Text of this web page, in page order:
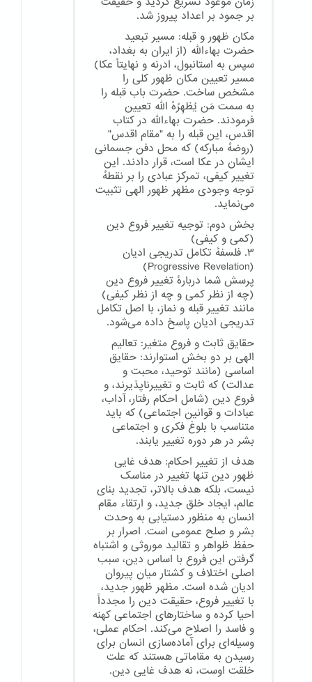
بر جمود بر اعداد پیروز شد.
مکان ظهور و قبله: مسیر تبعید
حضرت بهاءالله (از ایران به بغداد،
سپس به استانبول، ادرنه و نهایتاً عکا)
مسیر تعیین مکان ظهور کلی را
مشخص ساخت. حضرت باب قبله را
به سمت مَن یُظهِرُهُ الله تعیین
فرمودند. حضرت بهاءالله در کتاب
اقدس، این قبله را به "مقام اقدس"
(روضهٔ مبارکه) که محل دفن جسمانی
ایشان در عکا است، قرار دادند. این
تغییر کیفی، تمرکز عبادی را بر نقطهٔ
توجه وجودی مظهر ظهور الهی تثبیت
می‌نماید.
بخش دوم: توجیه تغییر فروع دین
(کمی و کیفی)
۳. فلسفهٔ تکامل تدریجی ادیان
(Progressive Revelation)
پرسش شما دربارهٔ تغییر فروع دین
(چه از نظر کمی و چه از نظر کیفی)
مانند تغییر قبله و نماز، با اصل تکامل
تدریجی ادیان پاسخ داده می‌شود.
حقایق ثابت و فروع متغیر: تعالیم
الهی بر دو بخش استوارند: حقایق
اساسی (مانند توحید، محبت و
عدالت) که ثابت و تغییرناپذیرند، و
فروع دین (شامل احکام رفتار، آداب،
عبادات و قوانین اجتماعی) که باید
متناسب با بلوغ فکری و اجتماعی
بشر در هر دوره تغییر یابند.
هدف از تغییر احکام: هدف غایی
ظهور دین تنها تغییر در مناسک
نیست، بلکه هدف بالاتر، تجدید بنای
عالم، ایجاد خلق جدید، و ارتقاء مقام
انسان به منظور دستیابی به وحدت
بشر و صلح عمومی است. اصرار بر
حفظ ظواهر و تقالید موروثی و اشتباه
گرفتن این فروع با اساس دین، سبب
اصلی اختلاف و کشتار میان پیروان
ادیان شده است. مظهر ظهور جدید،
با تغییر فروع، حقیقت دین را مجدداً
احیا کرده و ساختارهای اجتماعی کهنه
و فاسد را اصلاح می‌کند. احکام عملی،
وسیله‌ای برای آماده‌سازی انسان برای
رسیدن به مقاماتی هستند که علت
خلقت اوست، نه هدف غایی دین.